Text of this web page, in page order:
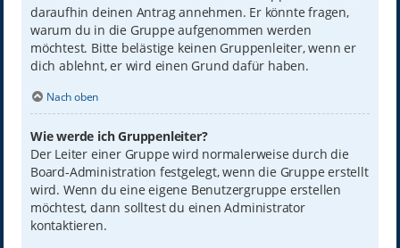
daraufhin deinen Antrag annehmen. Er könnte fragen,
warum du in die Gruppe aufgenommen werden
möchtest. Bitte belästige keinen Gruppenleiter, wenn er
dich ablehnt, er wird einen Grund dafür haben.
Nach oben
Wie werde ich Gruppenleiter?
Der Leiter einer Gruppe wird normalerweise durch die
Board-Administration festgelegt, wenn die Gruppe erstellt
wird. Wenn du eine eigene Benutzergruppe erstellen
möchtest, dann solltest du einen Administrator
kontaktieren.